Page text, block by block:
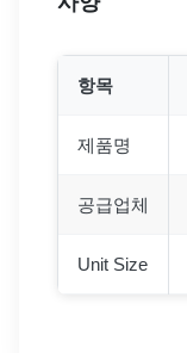
항목
제품명
공급업체
Unit Size